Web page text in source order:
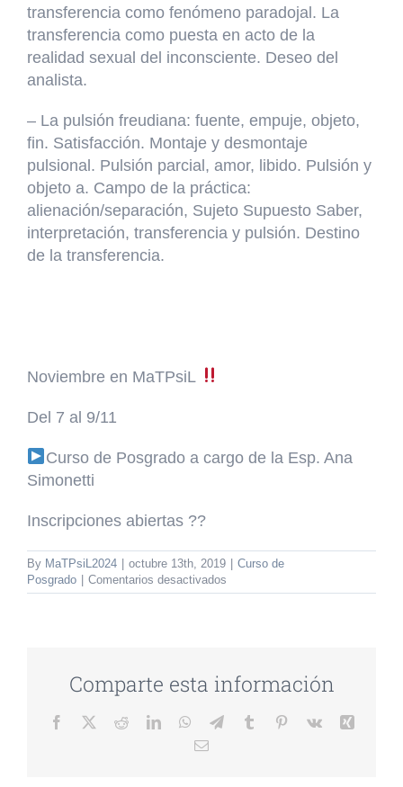
transferencia como fenómeno paradojal. La
transferencia como puesta en acto de la
realidad sexual del inconsciente. Deseo del
analista.
– La pulsión freudiana: fuente, empuje, objeto,
fin. Satisfacción. Montaje y desmontaje
pulsional. Pulsión parcial, amor, libido. Pulsión y
objeto a. Campo de la práctica:
alienación/separación, Sujeto Supuesto Saber,
interpretación, transferencia y pulsión. Destino
de la transferencia.
Noviembre en MaTPsiL
Del 7 al 9/11
Curso de Posgrado a cargo de la Esp. Ana
Simonetti
Inscripciones abiertas ??
By MaTPsiL2024 | octubre 13th, 2019 | Curso de
Posgrado | Comentarios desactivados
Curso
conceptos
fundamentales
psicoanálisis”.
Comparte esta información
Facebook
TwitterRedditLinkedInWhatsApp
TelegramTumblr Pinterest
Vk
Email